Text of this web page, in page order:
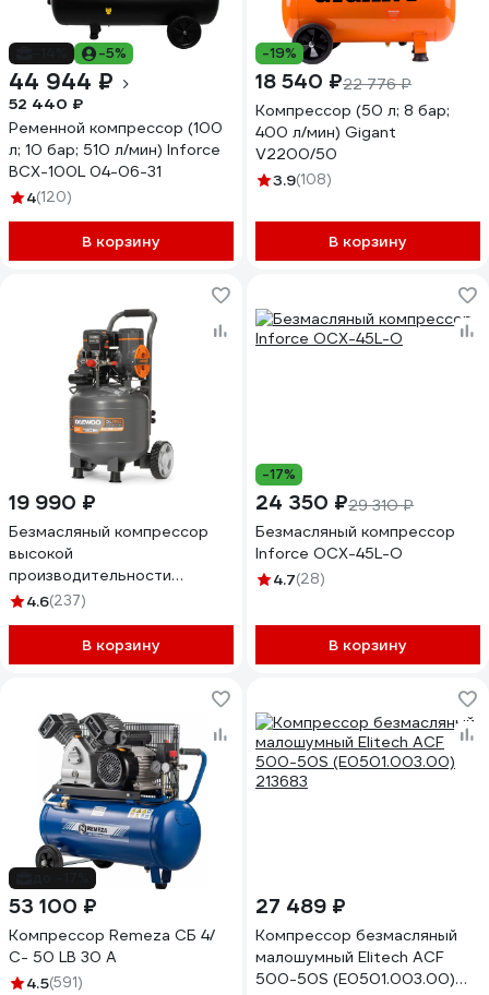
-5%
44 944 ₽
52 440 ₽
Ременной компрессор (100
л; 10 бар; 510 л/мин) Inforce
BCX-100L 04-06-31
4(120)
В корзину
-19%
18 540 ₽22 776 ₽
Компрессор (50 л; 8 бар;
400 л/мин) Gigant
V2200/50
3.9(108)
В корзину
19 990 ₽
Безмасляный компрессор
высокой
производительности
DAEWOO DAC 250SV
4.6(237)
В корзину
-17%
24 350 ₽29 310 ₽
Безмасляный компрессор
Inforce OCX-45L-O
4.7(28)
В корзину
53 100 ₽
Компрессор Remeza СБ 4/
С- 50 LB 30 A
4.5(591)
27 489 ₽
Компрессор безмасляный
малошумный Elitech ACF
500-50S (E0501.003.00)